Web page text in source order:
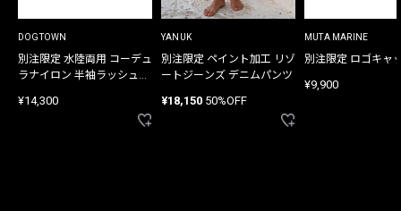
DOGTOWN
別注限定 水陸両用 コーデュ
ラナイロン 半袖ラッシュガ
¥14,300
YANUK
別注限定 ペイント加工 リゾ
ートジーンズ デニムパンツ
¥18,150 50%OFF
MUTA MARINE
別注限定 ロゴキャ
¥9,900